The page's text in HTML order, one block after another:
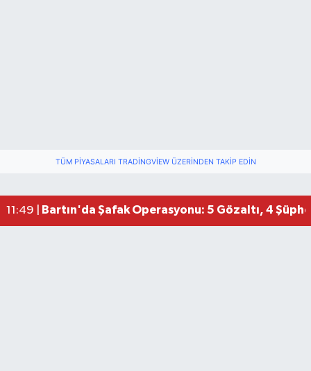
TÜM PIYASALARI TRADINGVIEW ÜZERINDEN TAKIP EDIN
11:49 | Bartın'da Şafak Operasyonu: 5 Gözaltı, 4